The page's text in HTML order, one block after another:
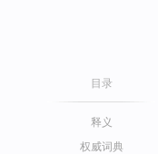
目录
释义
权威词典